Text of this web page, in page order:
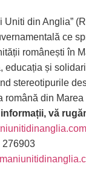
Uniti din Anglia”
ce
românești în
educația și
stereotipurile
română din Marea
vă
276903